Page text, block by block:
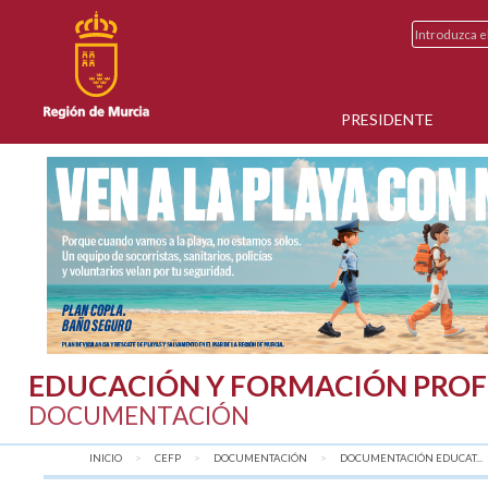
PRESIDENTE
EDUCACIÓN Y FORMACIÓN
DOCUMENTACIÓN
INICIO CEFP DOCUMENTACIÓN DOCUMENTACIÓN EDUCAT...